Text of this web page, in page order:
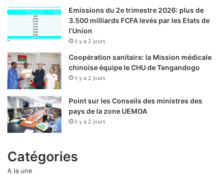
I
n
t
e
n
a
t
o
n
a
l
Emissions du 2e trimestre 2026: plus de
3.500 milliards FCFA levés par les Etats de
l’Union
il y a 2 jours
Coopération sanitaire: la Mission médicale
chinoise équipe le CHU de Tengandogo
il y a 2 jours
Point sur les Conseils des ministres des
pays de la zone UEMOA
il y a 2 jours
Catégories
A la une